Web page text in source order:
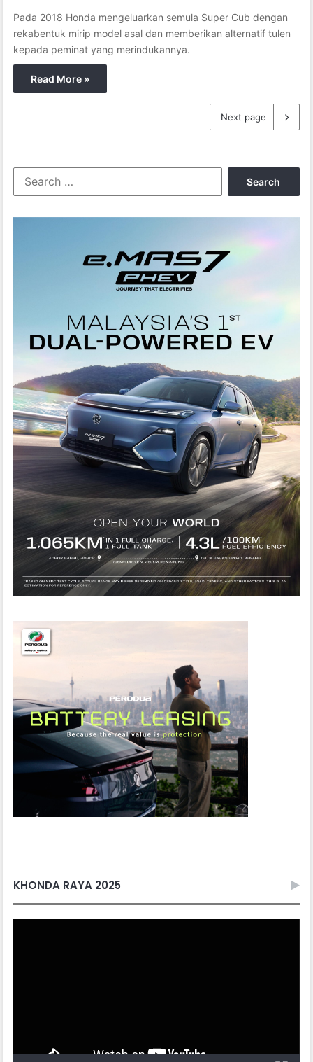
Pada 2018 Honda mengeluarkan semula Super Cub dengan
rekabentuk mirip model asal dan memberikan alternatif tulen
kepada peminat yang merindukannya.
Read More »
Next page
r
f
KHONDA RAYA 2025